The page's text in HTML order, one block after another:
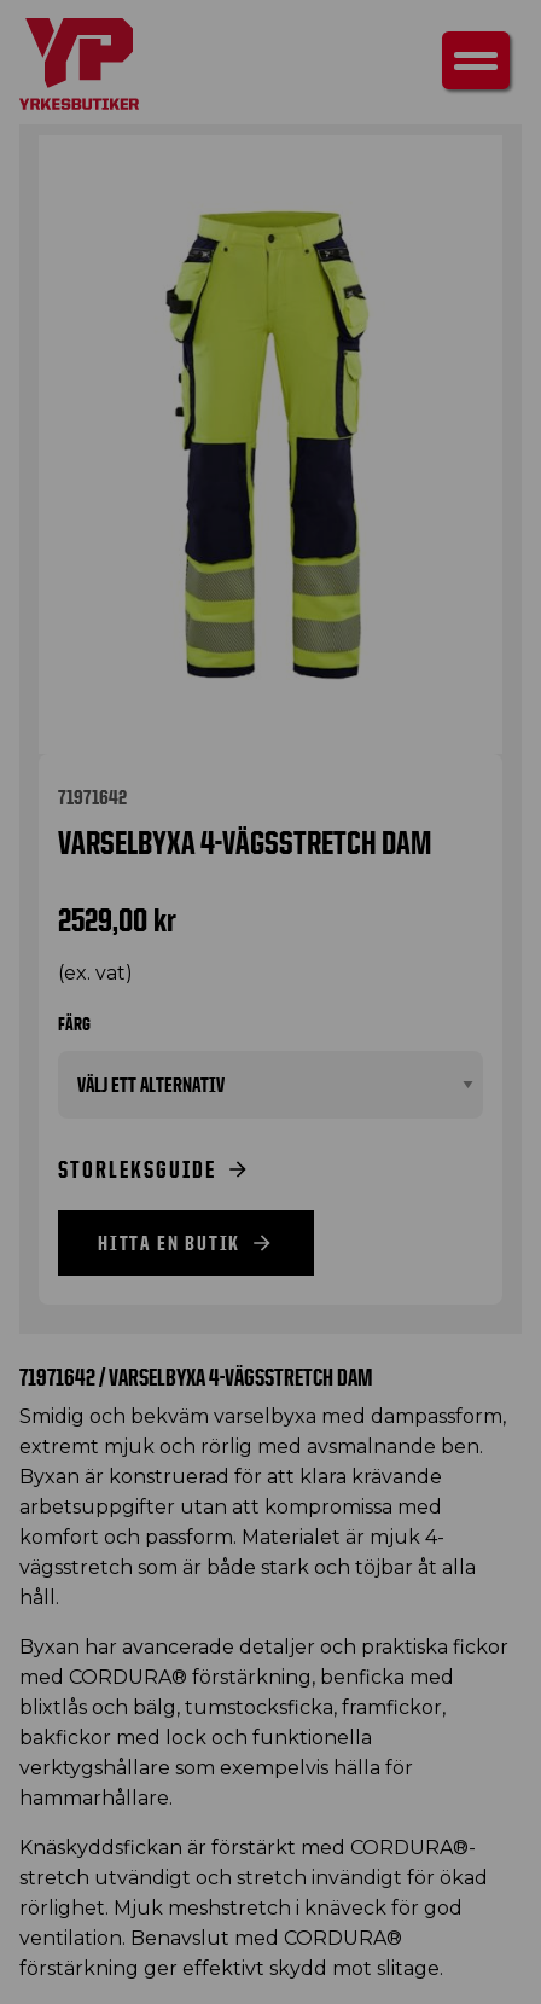
HEM UNDERDELAR / VARSELBYXA 4-VÄGSSTRETCH DAM
71971642
VARSELBYXA 4-VÄGSSTRETCH DAM
2529,00 kr
(ex. vat)
FÄRG
STORLEKSGUIDE
HITTA EN BUTIK
71971642 / VARSELBYXA 4-VÄGSSTRETCH DAM
Smidig och bekväm varselbyxa med dampassform,
extremt mjuk och rörlig med avsmalnande ben.
Byxan är konstruerad för att klara krävande
arbetsuppgifter utan att kompromissa med
komfort och passform. Materialet är mjuk 4-
vägsstretch som är både stark och töjbar åt alla
håll.
Byxan har avancerade detaljer och praktiska fickor
med CORDURA® förstärkning, benficka med
blixtlås och bälg, tumstocksficka, framfickor,
bakfickor med lock och funktionella
verktygshållare som exempelvis hälla för
hammarhållare.
Knäskyddsfickan är förstärkt med CORDURA®-
stretch utvändigt och stretch invändigt för ökad
rörlighet. Mjuk meshstretch i knäveck för god
ventilation. Benavslut med CORDURA®
förstärkning ger effektivt skydd mot slitage.